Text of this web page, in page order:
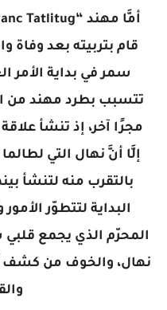
قام بتربيته بعد وفاة
سمر في بداية الأمر
تتسبب بطرد مهند من
مجرًا آخر، إذ تنشأ
إلَّا أنَّ نهال التي
بالتقرب منه لتنشأ
البداية لتتطوّر
المحرّم الذي يجمع
نهال، والخوف من كشف